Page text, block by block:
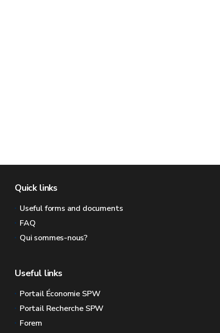
Quick links
Useful forms and documents
FAQ
Qui sommes-nous?
Useful links
Portail Économie SPW
Portail Recherche SPW
Forem